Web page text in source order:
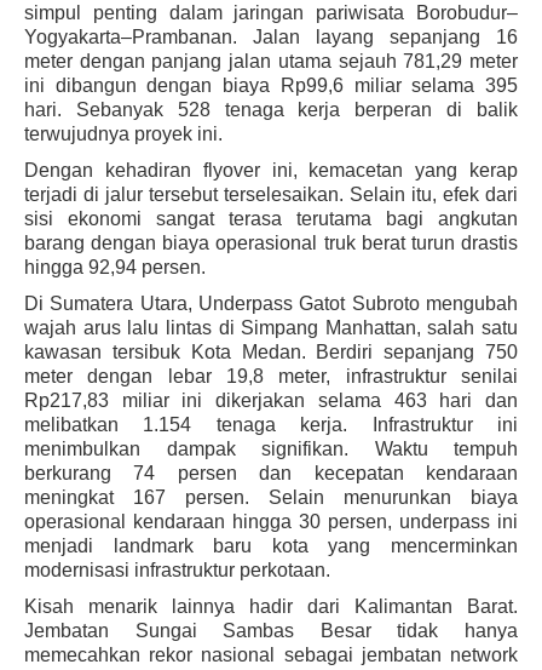
simpul penting dalam jaringan pariwisata Borobudur–
Yogyakarta–Prambanan. Jalan layang sepanjang 16
meter dengan panjang jalan utama sejauh 781,29 meter
ini dibangun dengan biaya Rp99,6 miliar selama 395
hari. Sebanyak 528 tenaga kerja berperan di balik
terwujudnya proyek ini.
Dengan kehadiran flyoverini, kemacetan yang kerap
terjadi di jalur tersebut terselesaikan. Selain itu, efek dari
sisi ekonomi sangat terasa terutama bagi angkutan
barang dengan biaya operasional truk berat turun drastis
hingga 92,94 persen.
Di Sumatera Utara, Underpass Gatot Subroto mengubah
wajah arus lalu lintas di Simpang Manhattan, salah satu
kawasan tersibuk Kota Medan. Berdiri sepanjang 750
meter dengan lebar 19,8 meter, infrastruktur senilai
Rp217,83 miliar ini dikerjakan selama 463 hari dan
melibatkan 1.154 tenaga kerja. Infrastruktur ini
menimbulkan dampak signifikan. Waktu tempuh
berkurang 74 persen dan kecepatan kendaraan
meningkat 167 persen. Selain menurunkan biaya
operasional kendaraan hingga 30 persen, underpass ini
menjadi landmark baru kota yang mencerminkan
modernisasi infrastruktur perkotaan.
Kisah menarik lainnya hadir dari Kalimantan Barat.
Jembatan Sungai Sambas Besar tidak hanya
memecahkan rekor nasional sebagai jembatan network